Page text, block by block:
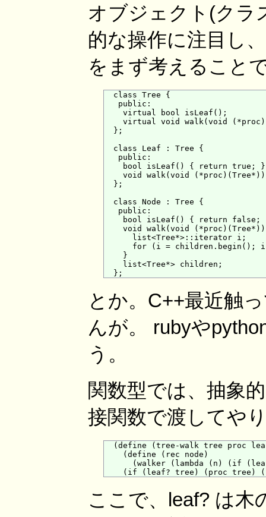
オブジェクト(クラ
的な操作に注目し
をまず考えること
  class Tree {
   public:
    virtual bool isLeaf();
virtual void walk(void
  };
  class Leaf : Tree {
   public:
    bool isLeaf() { return true; }
void walk(void
  };
  class Node : Tree {
   public:
bool isLeaf() { return false;
void walk(void
      list<Tree*>::iterator i;
for (i = children.begin();
    }
    list<Tree*> children;
とか。C++最近触
んが。 rubyや
う。
関数型では、抽象
接関数で渡してや
(define (tree-walk tree proc
    (define (rec node)
(walker (lambda (n) (if
ここで、leaf? は木